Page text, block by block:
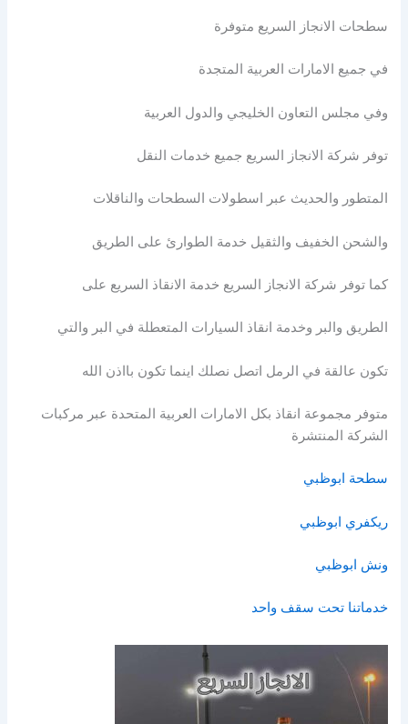
سطحات الانجاز السريع متوفرة
في جميع الامارات العربية المتجدة
وفي مجلس التعاون الخليجي والدول العربية
توفر شركة الانجاز السريع جميع خدمات النقل
المتطور والحديث عبر اسطولات السطحات والناقلات
والشحن الخفيف والثقيل خدمة الطوارئ على الطريق
كما توفر شركة الانجاز السريع خدمة الانقاذ السريع على
الطريق والبر وخدمة انقاذ السيارات المتعطلة في البر والتي
تكون عالقة في الرمل اتصل نصلك اينما تكون بااذن الله
متوفر مجموعة انقاذ بكل الامارات العربية المتحدة عبر مركبات
الشركة المنتشرة
سطحة ابوظبي
ريكفري ابوظبي
ونش ابوظبي
خدماتنا تحت سقف واحد